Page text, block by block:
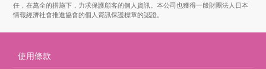
任，在萬全的措施下，力求保護顧客的個人資訊。本公司也獲得一般財團法人日本
情報經濟社會推進協會的個人資訊保護標章的認證。
使用條款